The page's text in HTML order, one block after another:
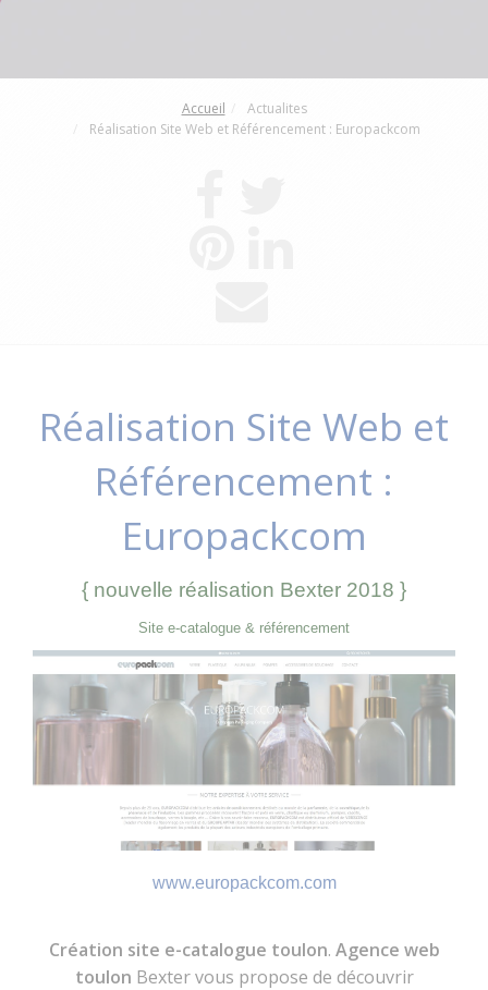
Accueil
Actualites
Réalisation Site Web et Référencement : Europackcom
Réalisation Site Web et
Référencement :
Europackcom
{ nouvelle réalisation Bexter 2018 }
Site e-catalogue & référencement
www.europackcom.com
Création site e-catalogue toulon. Agence web
toulon Bexter vous propose de découvrir